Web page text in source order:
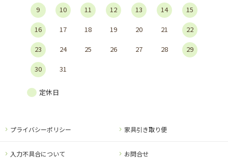
9 10 11 12 13 14 15
16 17 18 19 20 21 22
23 24 25 26 27 28 29
30 31
定休日
プライバシーポリシー 家具引き取り便
入力不具合について お問合せ